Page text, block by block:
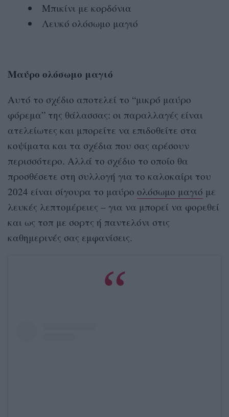
Μπικίνι με κορδόνια
Λευκό ολόσωμο μαγιό
Μαύρο ολόσωμο μαγιό
Αυτό το σχέδιο αποτελεί το “μικρό μαύρο
φόρεμα” της θάλασσας: οι παραλλαγές είναι
ατελείωτες και μπορείτε να επιδοθείτε στα
κοψίματα και τα σχέδια που σας αρέσουν
περισσότερο. Αλλά το σχέδιο το οποίο θα
προσθέσετε στη συλλογή για το καλοκαίρι του
2024 είναι σίγουρα το μαύρο ολόσωμο μαγιό με
λευκές λεπτομέρειες – για να μπορεί να φορεθεί
και ως τοπ με σορτς ή παντελόνι στις
καθημερινές σας εμφανίσεις.